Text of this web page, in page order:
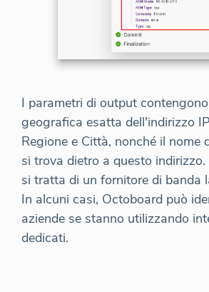
I parametri di output
geografica esatta dell'indirizzo
Regione e Città, nonché il nome
si trova dietro a questo
si tratta di un fornitore di banda
In alcuni casi, Octoboard può
aziende se stanno utilizzando
dedicati.